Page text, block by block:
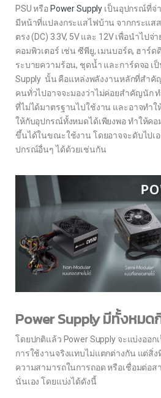
PSU หรือ Power Supply เป็นอุปกรณ์ที่จ่
มีหน้าที่แปลงกระแสไฟบ้าน จากกระแส
ตรง (DC) 3.3V, 5V และ 12V เพื่อนำไป
คอมพิวเตอร์ เช่น ซีพียู, เมนบอร์ด, ฮาร์ด
ระบายความร้อน, ชุดน้ำ และการ์ดจอ เ
Supply นั้น คือแหล่งพลังงานหลักที่สำคั
คนทั่วไปอาจจะมองว่าไม่ค่อยสำคัญนัก ท
ที่ไม่ได้มาตรฐานไปใช้งาน และอาจทำ
ให้กับอุปกรณ์ทั้งหมดได้เพียงพอ ทำให้คอ
ขึ้นได้ในขณะใช้งาน โดยอาจจะดับไปเอ
ปกรณ์อื่นๆ ได้ด้วยเช่นกัน
Power Supply มีทั้งหมด
โดยปกติแล้ว Power Supply จะแบ่งออก
การใช้งานจริงแทบไม่แตกต่างกัน แต่สิ่
ความสามารถในการถอด หรือเชื่อมต่อส
นั่นเอง โดยแบ่งได้ดังนี้